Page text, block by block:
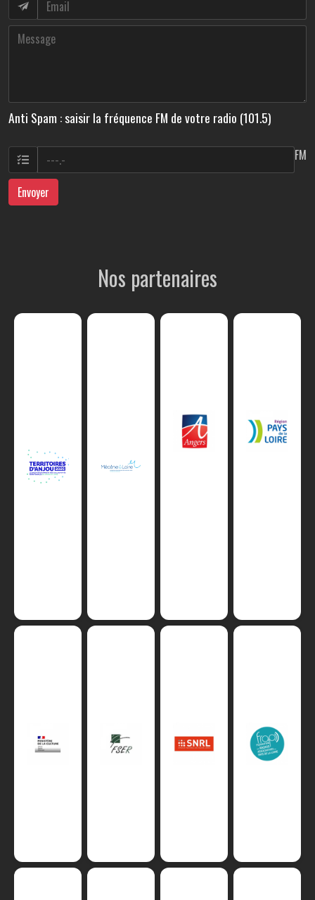
Anti Spam : saisir la fréquence FM de votre radio (101.5)
FM
Envoyer
Nos partenaires